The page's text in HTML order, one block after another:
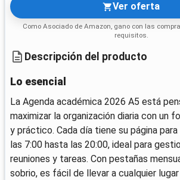
Ver oferta
Como Asociado de Amazon, gano con las
requisitos.
Descripción del producto
Lo esencial
La Agenda académica 2026 A5 está
maximizar la organización diaria con un
y práctico. Cada día tiene su página
las 7:00 hasta las 20:00, ideal para
reuniones y tareas. Con pestañas
sobrio, es fácil de llevar a cualquier